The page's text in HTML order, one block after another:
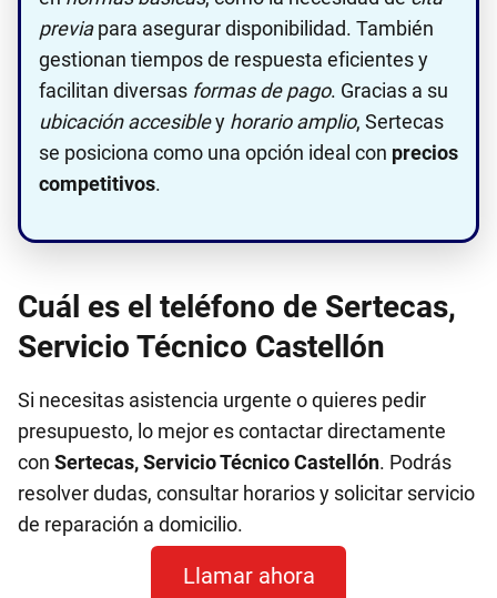
previapara asegurar disponibilidad. También
gestionan tiempos de respuesta eficientes y
facilitan diversas formas de pago. Gracias a su
ubicación accesibley horario amplio, Sertecas
se posiciona como una opción ideal con precios
competitivos.
Cuál es el teléfono de Sertecas,
Servicio Técnico Castellón
Si necesitas asistencia urgente o quieres pedir
presupuesto, lo mejor es contactar directamente
con Sertecas, Servicio Técnico Castellón. Podrás
resolver dudas, consultar horarios y solicitar servicio
de reparación a domicilio.
Llamar ahora